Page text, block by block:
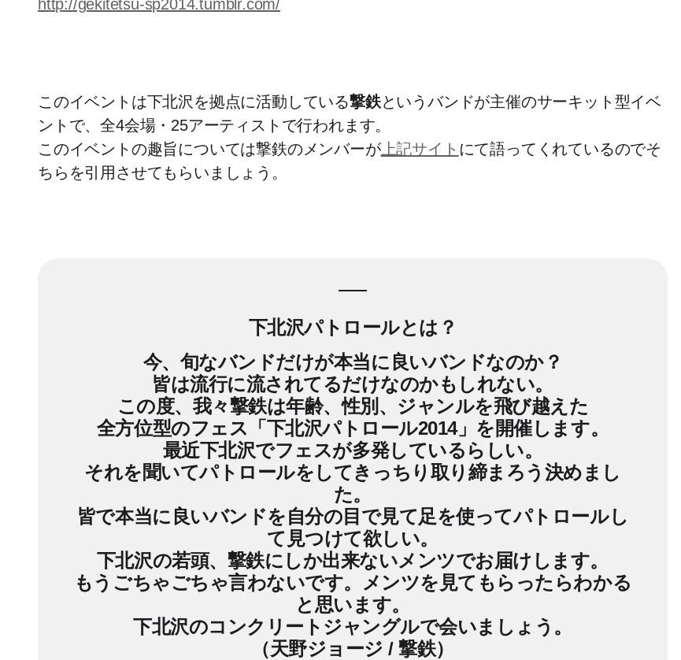
http://gekitetsu-sp2014.tumblr.com/
このイベントは下北沢を拠点に活動している撃鉄というバンドが主催のサーキット型イベ
ントで、全4会場・25アーティストで行われます。
このイベントの趣旨については撃鉄のメンバーが上記サイト にて語ってくれているのでそ
ちらを引用させてもらいましょう。
下北沢パトロールとは？
今、旬なバンドだけが本当に良いバンドなのか？
皆は流行に流されてるだけなのかもしれない。
この度、我々撃鉄は年齢、性別、ジャンルを飛び越えた
全方位型のフェス「下北沢パトロール2014」を開催します。
最近下北沢でフェスが多発しているらしい。
それを聞いてパトロールをしてきっちり取り締まろう決めまし
た。
皆で本当に良いバンドを自分の目で見て足を使ってパトロールし
て見つけて欲しい。
下北沢の若頭、撃鉄にしか出来ないメンツでお届けします。
もうごちゃごちゃ言わないです。メンツを見てもらったらわかる
と思います。
下北沢のコンクリートジャングルで会いましょう。
（天野ジョージ / 撃鉄）